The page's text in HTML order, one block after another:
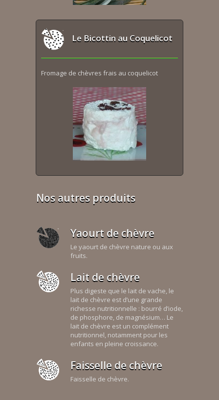
Le Bicottin au Coquelicot
Fromage de chèvres frais au coquelicot
Nos autres produits
Yaourt de chèvre
Le yaourt de chèvre nature ou aux
fruits.
Lait de chèvre
Plus digeste que le lait de vache, le
lait de chèvre est d’une grande
richesse nutritionnelle : bourré d’iode,
de phosphore, de magnésium… Le
lait de chèvre est un complément
nutritionnel, notamment pour les
enfants en pleine croissance.
Faisselle de chèvre
Faisselle de chèvre.